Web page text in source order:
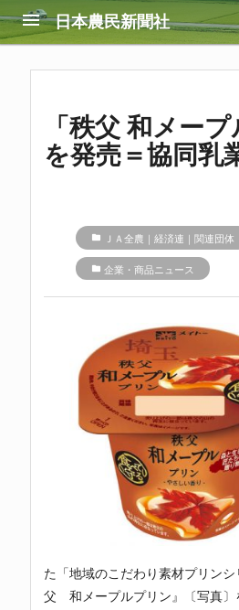
menu 日本農民新聞社
「秩父 和メープ
を発売＝協同乳
folder ＪＡ全農｜経済連｜関連団体
folder 企業・商品ニュース
た「地域のこだわり素材プリン
父 和メープルプリン』〔写真〕